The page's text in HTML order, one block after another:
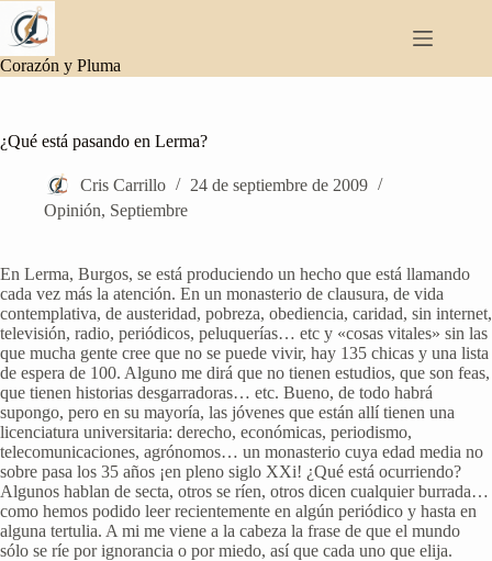
Saltar
contenido
Corazón y Pluma
¿Qué está pasando en Lerma?
Cris Carrillo
24 de septiembre de 2009
Opinión, Septiembre
En Lerma, Burgos, se está produciendo un hecho que está llamando
cada vez más la atención. En un monasterio de clausura, de vida
contemplativa, de austeridad, pobreza, obediencia, caridad, sin internet,
televisión, radio, periódicos, peluquerías… etc y «cosas vitales» sin las
que mucha gente cree que no se puede vivir, hay 135 chicas y una lista
de espera de 100. Alguno me dirá que no tienen estudios, que son feas,
que tienen historias desgarradoras… etc. Bueno, de todo habrá
supongo, pero en su mayoría, las jóvenes que están allí tienen una
licenciatura universitaria: derecho, económicas, periodismo,
telecomunicaciones, agrónomos… un monasterio cuya edad media no
sobre pasa los 35 años ¡en pleno siglo XXi! ¿Qué está ocurriendo?
Algunos hablan de secta, otros se ríen, otros dicen cualquier burrada…
como hemos podido leer recientemente en algún periódico y hasta en
alguna tertulia. A mi me viene a la cabeza la frase de que el mundo
sólo se ríe por ignorancia o por miedo, así que cada uno que elija.